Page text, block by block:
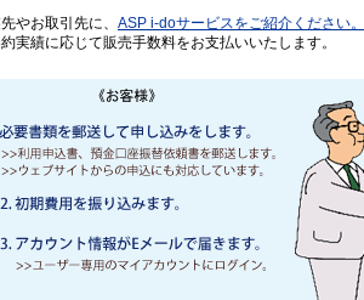
やお取引先に、 ASP i-doサービスをご紹介ください。
実績に応じて販売手数料をお支払いいたします。